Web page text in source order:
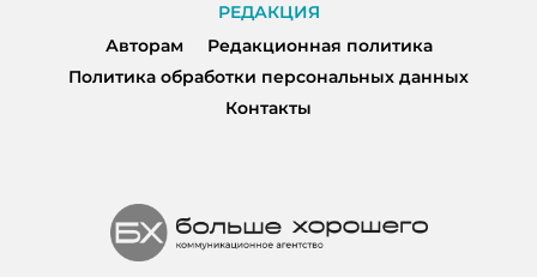
РЕДАКЦИЯ
Авторам
Редакционная политика
Политика обработки персональных данных
Контакты